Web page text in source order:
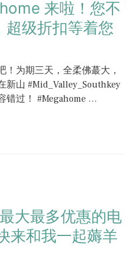
来啦！您不
超级折扣等着您
！为期三天，全柔佛蕞大，
新山 #Mid_Valley_Southkey
错过！ #Megahome …
大最多优惠的电
来和我一起薅羊